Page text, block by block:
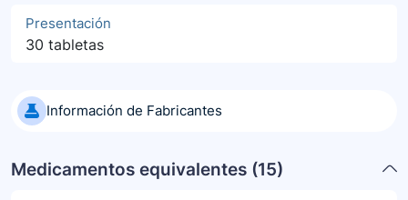
Presentación
30 tabletas
Información de Fabricantes
Medicamentos equivalentes (15)